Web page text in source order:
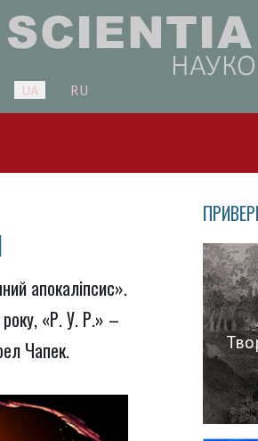
Оберіть свою мову
UA RU
апокаліпсис».
«Р. У. Р.» –
Чапек.